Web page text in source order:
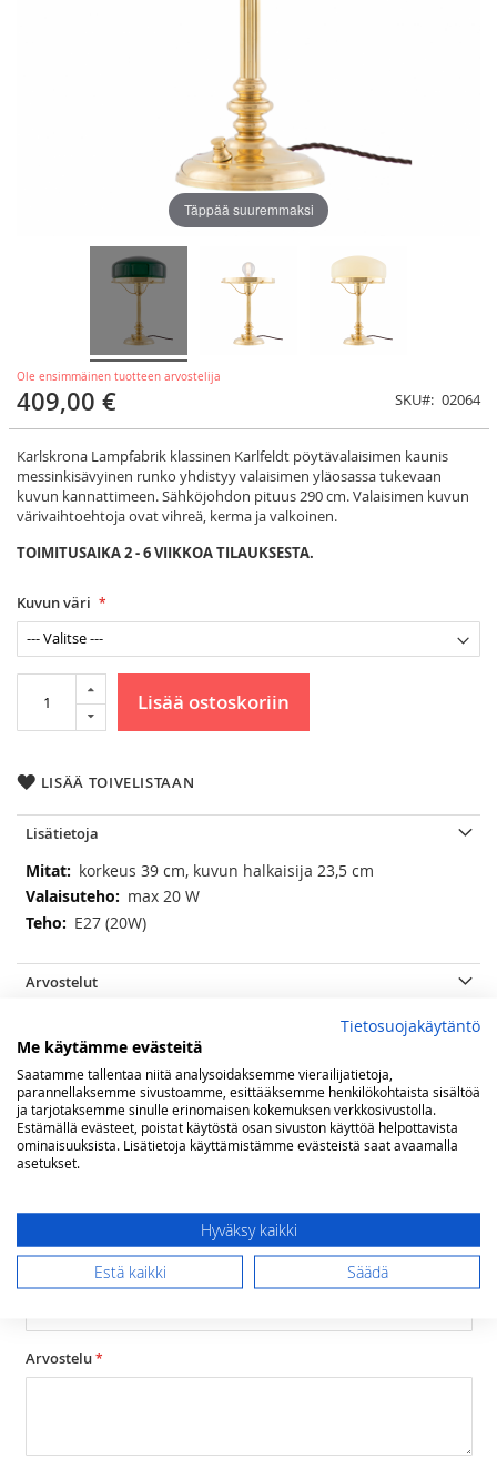
Ole ensimmäinen tuotteen arvostelija
409,00 € SKU 02064
Karlskrona Lampfabrik klassinen Karlfeldt pöytävalaisimen kaunis
messinkisävyinen runko yhdistyy valaisimen yläosassa tukevaan
kuvun kannattimeen. Sähköjohdon pituus 290 cm. Valaisimen kuvun
värivaihtoehtoja ovat vihreä, kerma ja valkoinen.
TOIMITUSAIKA 2 - 6 VIIKKOA TILAUKSESTA.
Kuvun väri
Lisää ostoskoriin
LISÄÄ TOIVELISTAAN
Täppää suuremmaksi
Lisätietoja
Lisätietojakorkeus 39 cm, kuvun halkaisija 23,5 cm
max 20 W
E27 (20W)
Arvostelut
Karlskrona Lampfabrik Karlfeldt pöytävalaisin
Arviosi
Rating
1
2
3
4
5
Yhteenveto
Arvostelu
Tietosuojakäytäntö
Me käytämme evästeitä
Saatamme tallentaa niitä analysoidaksemme vierailijatietoja,
parannellaksemme sivustoamme, esittääksemme henkilökohtaista sisältöä
ja tarjotaksemme sinulle erinomaisen kokemuksen verkkosivustolla.
Estämällä evästeet, poistat käytöstä osan sivuston käyttöä helpottavista
ominaisuuksista. Lisätietoja käyttämistämme evästeistä saat avaamalla
asetukset.
Hyväksy kaikki
Estä kaikki Säädä